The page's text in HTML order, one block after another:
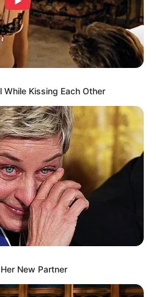
bagian pinggang, lakukan
dan ke kiri secara
Kissing Each Other
New Partner